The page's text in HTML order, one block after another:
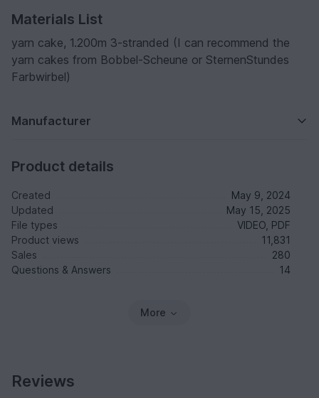
Materials List
yarn cake, 1.200m 3-stranded (I can recommend the
yarn cakes from Bobbel-Scheune or SternenStundes
Farbwirbel)
Manufacturer
Product details
Created
May 9, 2024
Updated
May 15, 2025
File types
VIDEO, PDF
Product views
11,831
Sales
280
Questions & Answers
14
More
Reviews